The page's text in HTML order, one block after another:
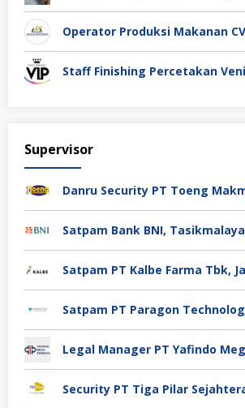
Supervisor
Danru Security PT Toeng
Satpam Bank BNI, Tasikmalaya
Satpam PT Kalbe Farma Tbk,